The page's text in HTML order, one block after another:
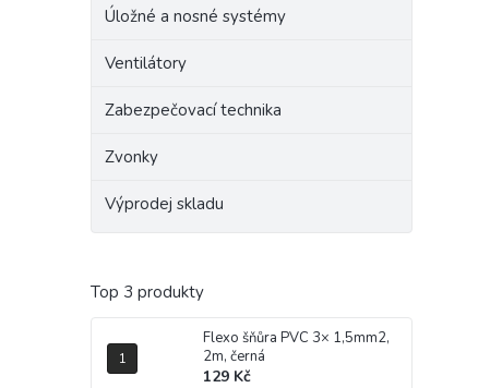
Úložné a nosné systémy
Ventilátory
Zabezpečovací technika
Zvonky
Výprodej skladu
Top 3 produkty
Flexo šňůra PVC 3× 1,5mm2,
2m, černá
129 Kč